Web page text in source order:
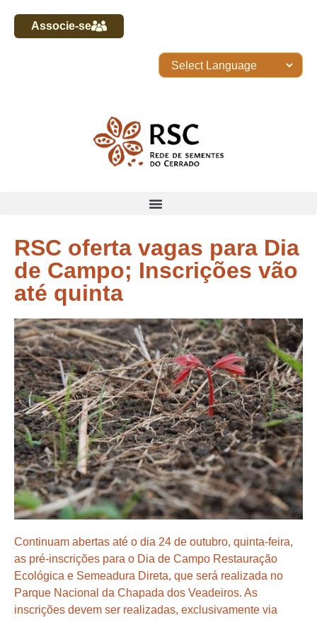
Associe-se
RSC oferta vagas para Dia
de Campo; Inscrições vão
até quinta
Continuam abertas até o dia 24 de outubro, quinta-feira,
as pré-inscrições para o Dia de Campo Restauração
Ecológica e Semeadura Direta, que será realizada no
Parque Nacional da Chapada dos Veadeiros. As
inscrições devem ser realizadas, exclusivamente via